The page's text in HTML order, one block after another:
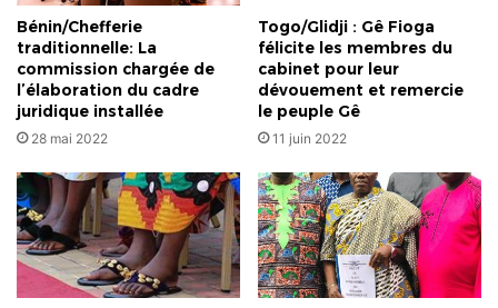
par
le
gouvernement"
dixit
le
Bénin/Chefferie
traditionnelle: La
commission chargée de
l’élaboration du cadre
juridique installée
28 mai 2022
Togo/Glidji : Gê Fioga
félicite les membres du
cabinet pour leur
dévouement et remercie
le peuple Gê
11 juin 2022